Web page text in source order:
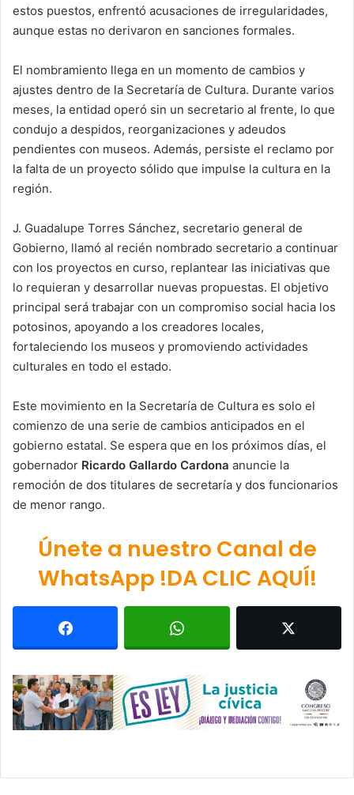
estos puestos, enfrentó acusaciones de irregularidades,
aunque estas no derivaron en sanciones formales.
El nombramiento llega en un momento de cambios y
ajustes dentro de la Secretaría de Cultura. Durante varios
meses, la entidad operó sin un secretario al frente, lo que
condujo a despidos, reorganizaciones y adeudos
pendientes con museos. Además, persiste el reclamo por
la falta de un proyecto sólido que impulse la cultura en la
región.
J. Guadalupe Torres Sánchez, secretario general de
Gobierno, llamó al recién nombrado secretario a continuar
con los proyectos en curso, replantear las iniciativas que
lo requieran y desarrollar nuevas propuestas. El objetivo
principal será trabajar con un compromiso social hacia los
potosinos, apoyando a los creadores locales,
fortaleciendo los museos y promoviendo actividades
culturales en todo el estado.
Este movimiento en la Secretaría de Cultura es solo el
comienzo de una serie de cambios anticipados en el
gobierno estatal. Se espera que en los próximos días, el
gobernador Ricardo Gallardo Cardona anuncie la
remoción de dos titulares de secretaría y dos funcionarios
de menor rango.
Únete a nuestro Canal de
WhatsApp !DA CLIC AQUÍ!